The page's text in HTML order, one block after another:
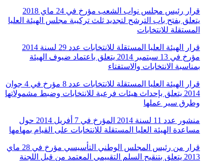
قرار رئيس مجلس نواب الشعب مؤرخ في 24 ماي 2018
يتعلق بفتح باب الترشح لتجديد ثلث تركيبة مجلس الهيئة العليا
المستقلة للانتخابات
قرار الهيئة العليا المستقلة للانتخابات عدد 29 لسنة 2014
مؤرخ في 13 سبتمبر 2014 يتعلق باعتماد ضيوف الهيئة
بمناسبة الانتخابات والاستفتاء
قرار الهيئة العليا المستقلة للانتخابات عدد 8 مؤرخ في 4 جوان
2014 يتعلق بإحداث هيئات فرعية للانتخابات وضبط مشمولاتها
وطرق سير عملها
منشور عدد 11 لسنة 2014 المؤرخ في 7 أفريل 2014 حول
مساعدة الهيئة العليا المستقلة للانتخابات على القيام بمهامها
قرار من رئيس المجلس الوطني التأسيسي مؤرخ في 28 ماي
2013 يتعلق بتنقيح السلم التقييمي المعتمد من قبل اللجنة